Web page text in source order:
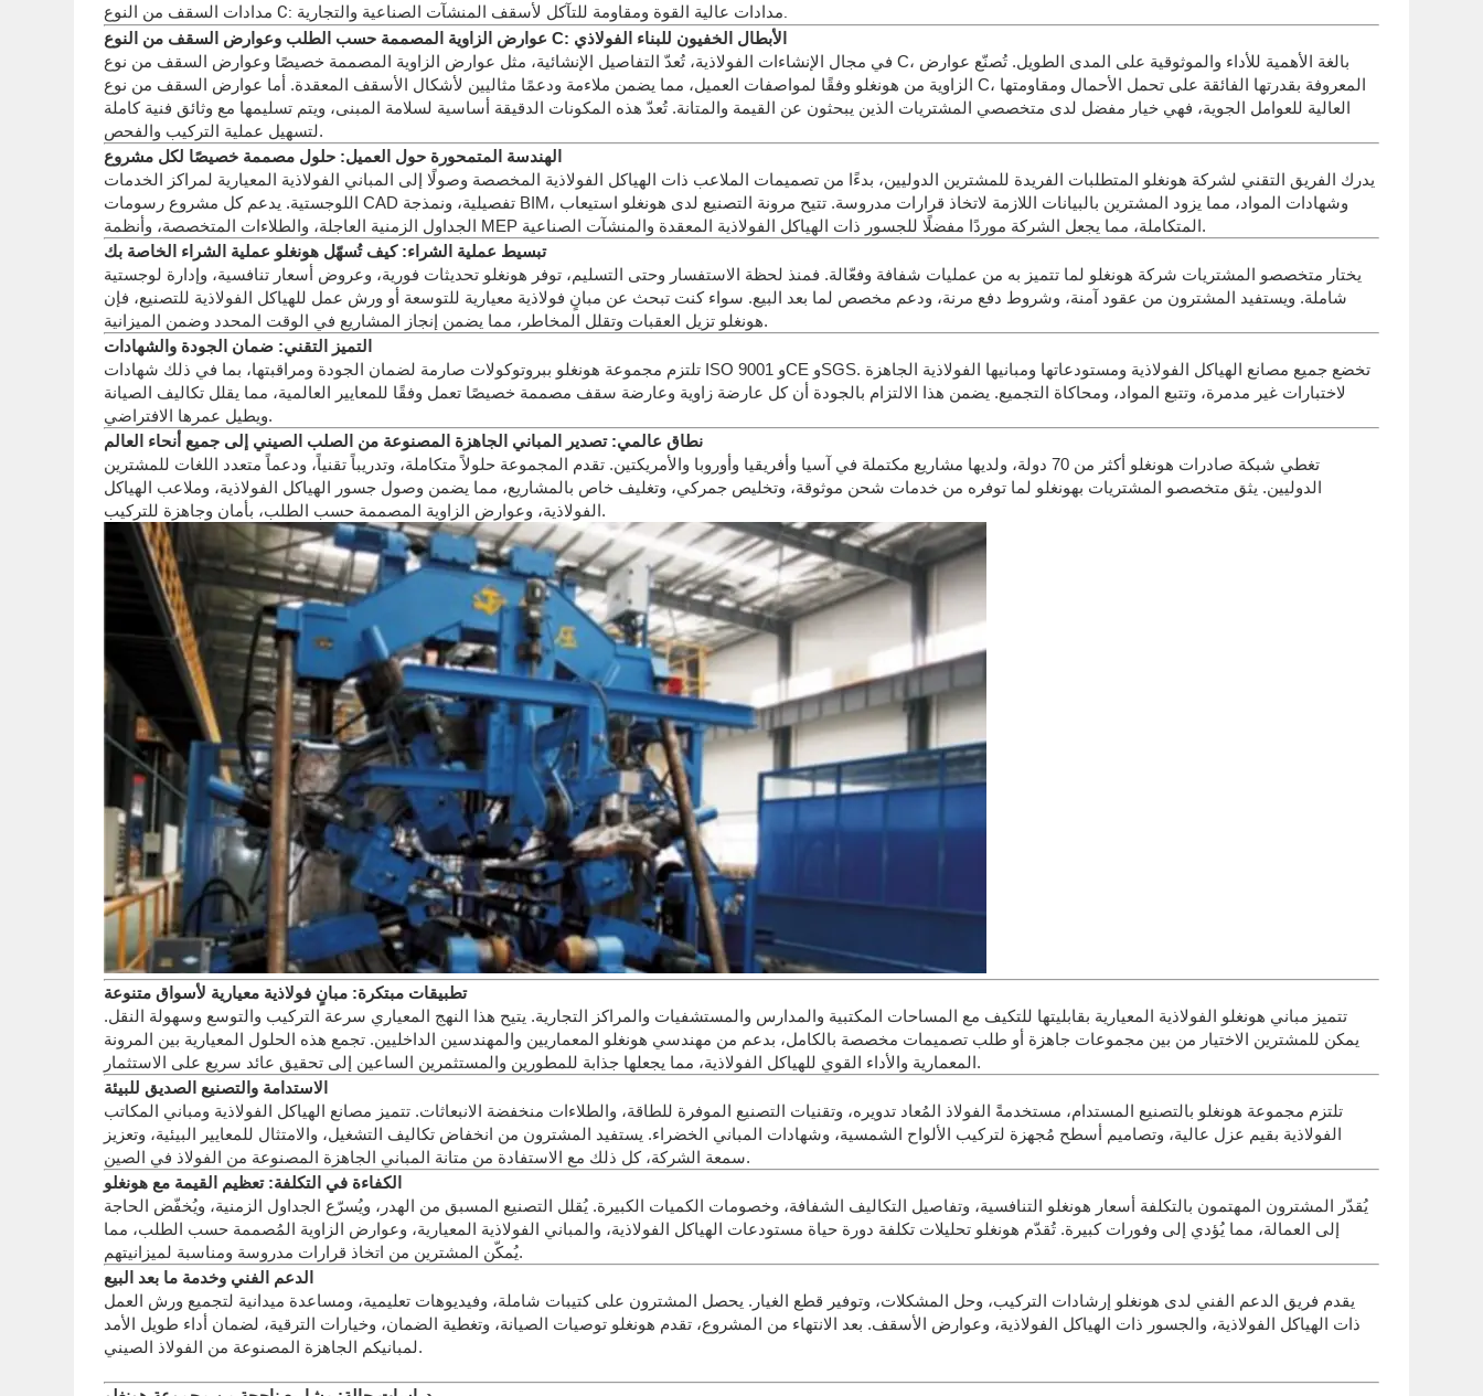
مدادات السقف من النوع C: مدادات عالية القوة ومقاومة للتآكل لأسقف المنشآت الصناعية والتجارية.
عوارض الزاوية المصممة حسب الطلب وعوارض السقف من النوع C: الأبطال الخفيون للبناء الفولاذي
في مجال الإنشاءات الفولاذية، تُعدّ التفاصيل الإنشائية، مثل عوارض الزاوية المصممة خصيصًا وعوارض السقف من نوع C، بالغة الأهمية للأداء والموثوقية على المدى الطويل. تُصنّع عوارض
الزاوية من هونغلو وفقًا لمواصفات العميل، مما يضمن ملاءمة ودعمًا مثاليين لأشكال الأسقف المعقدة. أما عوارض السقف من نوع C، المعروفة بقدرتها الفائقة على تحمل الأحمال ومقاومتها
العالية للعوامل الجوية، فهي خيار مفضل لدى متخصصي المشتريات الذين يبحثون عن القيمة والمتانة. تُعدّ هذه المكونات الدقيقة أساسية لسلامة المبنى، ويتم تسليمها مع وثائق فنية كاملة
لتسهيل عملية التركيب والفحص.
الهندسة المتمحورة حول العميل: حلول مصممة خصيصًا لكل مشروع
يدرك الفريق التقني لشركة هونغلو المتطلبات الفريدة للمشترين الدوليين، بدءًا من تصميمات الملاعب ذات الهياكل الفولاذية المخصصة وصولًا إلى المباني الفولاذية المعيارية لمراكز الخدمات
اللوجستية. يدعم كل مشروع رسومات CAD تفصيلية، ونمذجة BIM، وشهادات المواد، مما يزود المشترين بالبيانات اللازمة لاتخاذ قرارات مدروسة. تتيح مرونة التصنيع لدى هونغلو استيعاب
الجداول الزمنية العاجلة، والطلاءات المتخصصة، وأنظمة MEP المتكاملة، مما يجعل الشركة موردًا مفضلًا للجسور ذات الهياكل الفولاذية المعقدة والمنشآت الصناعية.
تبسيط عملية الشراء: كيف تُسهّل هونغلو عملية الشراء الخاصة بك
يختار متخصصو المشتريات شركة هونغلو لما تتميز به من عمليات شفافة وفعّالة. فمنذ لحظة الاستفسار وحتى التسليم، توفر هونغلو تحديثات فورية، وعروض أسعار تنافسية، وإدارة لوجستية
شاملة. ويستفيد المشترون من عقود آمنة، وشروط دفع مرنة، ودعم مخصص لما بعد البيع. سواء كنت تبحث عن مبانٍ فولاذية معيارية للتوسعة أو ورش عمل للهياكل الفولاذية للتصنيع، فإن
هونغلو تزيل العقبات وتقلل المخاطر، مما يضمن إنجاز المشاريع في الوقت المحدد وضمن الميزانية.
التميز التقني: ضمان الجودة والشهادات
تلتزم مجموعة هونغلو ببروتوكولات صارمة لضمان الجودة ومراقبتها، بما في ذلك شهادات ISO 9001 وCE وSGS. تخضع جميع مصانع الهياكل الفولاذية ومستودعاتها ومبانيها الفولاذية الجاهزة
لاختبارات غير مدمرة، وتتبع المواد، ومحاكاة التجميع. يضمن هذا الالتزام بالجودة أن كل عارضة زاوية وعارضة سقف مصممة خصيصًا تعمل وفقًا للمعايير العالمية، مما يقلل تكاليف الصيانة
ويطيل عمرها الافتراضي.
نطاق عالمي: تصدير المباني الجاهزة المصنوعة من الصلب الصيني إلى جميع أنحاء العالم
تغطي شبكة صادرات هونغلو أكثر من 70 دولة، ولديها مشاريع مكتملة في آسيا وأفريقيا وأوروبا والأمريكتين. تقدم المجموعة حلولاً متكاملة، وتدريباً تقنياً، ودعماً متعدد اللغات للمشترين
الدوليين. يثق متخصصو المشتريات بهونغلو لما توفره من خدمات شحن موثوقة، وتخليص جمركي، وتغليف خاص بالمشاريع، مما يضمن وصول جسور الهياكل الفولاذية، وملاعب الهياكل
الفولاذية، وعوارض الزاوية المصممة حسب الطلب، بأمان وجاهزة للتركيب.
تطبيقات مبتكرة: مبانٍ فولاذية معيارية لأسواق متنوعة
تتميز مباني هونغلو الفولاذية المعيارية بقابليتها للتكيف مع المساحات المكتبية والمدارس والمستشفيات والمراكز التجارية. يتيح هذا النهج المعياري سرعة التركيب والتوسع وسهولة النقل.
يمكن للمشترين الاختيار من بين مجموعات جاهزة أو طلب تصميمات مخصصة بالكامل، بدعم من مهندسي هونغلو المعماريين والمهندسين الداخليين. تجمع هذه الحلول المعيارية بين المرونة
المعمارية والأداء القوي للهياكل الفولاذية، مما يجعلها جذابة للمطورين والمستثمرين الساعين إلى تحقيق عائد سريع على الاستثمار.
الاستدامة والتصنيع الصديق للبيئة
تلتزم مجموعة هونغلو بالتصنيع المستدام، مستخدمةً الفولاذ المُعاد تدويره، وتقنيات التصنيع الموفرة للطاقة، والطلاءات منخفضة الانبعاثات. تتميز مصانع الهياكل الفولاذية ومباني المكاتب
الفولاذية بقيم عزل عالية، وتصاميم أسطح مُجهزة لتركيب الألواح الشمسية، وشهادات المباني الخضراء. يستفيد المشترون من انخفاض تكاليف التشغيل، والامتثال للمعايير البيئية، وتعزيز
سمعة الشركة، كل ذلك مع الاستفادة من متانة المباني الجاهزة المصنوعة من الفولاذ في الصين.
الكفاءة في التكلفة: تعظيم القيمة مع هونغلو
يُقدّر المشترون المهتمون بالتكلفة أسعار هونغلو التنافسية، وتفاصيل التكاليف الشفافة، وخصومات الكميات الكبيرة. يُقلل التصنيع المسبق من الهدر، ويُسرّع الجداول الزمنية، ويُخفّض الحاجة
إلى العمالة، مما يُؤدي إلى وفورات كبيرة. تُقدّم هونغلو تحليلات تكلفة دورة حياة مستودعات الهياكل الفولاذية، والمباني الفولاذية المعيارية، وعوارض الزاوية المُصممة حسب الطلب، مما
يُمكّن المشترين من اتخاذ قرارات مدروسة ومناسبة لميزانيتهم.
الدعم الفني وخدمة ما بعد البيع
يقدم فريق الدعم الفني لدى هونغلو إرشادات التركيب، وحل المشكلات، وتوفير قطع الغيار. يحصل المشترون على كتيبات شاملة، وفيديوهات تعليمية، ومساعدة ميدانية لتجميع ورش العمل
ذات الهياكل الفولاذية، والجسور ذات الهياكل الفولاذية، وعوارض الأسقف. بعد الانتهاء من المشروع، تقدم هونغلو توصيات الصيانة، وتغطية الضمان، وخيارات الترقية، لضمان أداء طويل الأمد
لمبانيكم الجاهزة المصنوعة من الفولاذ الصيني.